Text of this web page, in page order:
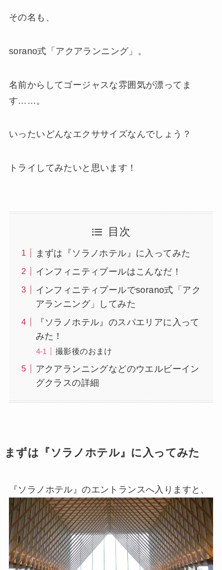
その名も、
sorano式「アクアランニング」。
名前からしてゴージャスな雰囲気が漂ってま
す……。
いったいどんなエクササイズなんでしょう？
トライしてみたいと思います！
目次
まずは『ソラノホテル』に入ってみた
インフィニティプールはこんなだ！
インフィニティプールでsorano式「アク
アランニング」してみた
『ソラノホテル』のスパエリアに入って
みた！
撮影後のおまけ
アクアランニングなどのウエルビーイン
グクラスの詳細
まずは『ソラノホテル』に入ってみた
『ソラノホテル』のエントランスへ入りますと、